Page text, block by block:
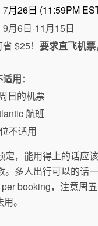
7月26日 (11:59PM
月6日-11月15日
省 $25！要求直飞机
适用：
日的机票
航班
不适用
定，能用得上的话应
。多人出行可以的话
booking，注意周
。